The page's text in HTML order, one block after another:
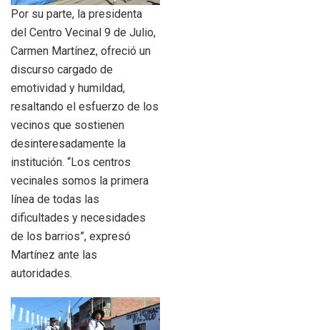
Por su parte, la presidenta
del Centro Vecinal 9 de Julio,
Carmen Martínez, ofreció un
discurso cargado de
emotividad y humildad,
resaltando el esfuerzo de los
vecinos que sostienen
desinteresadamente la
institución. “Los centros
vecinales somos la primera
línea de todas las
dificultades y necesidades
de los barrios”, expresó
Martínez ante las
autoridades.